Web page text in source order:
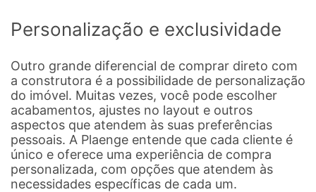
Personalização e exclusividade
Outro grande diferencial de comprar direto com
a construtora é a possibilidade de personalização
do imóvel. Muitas vezes, você pode escolher
acabamentos, ajustes no layout e outros
aspectos que atendem às suas preferências
pessoais. A Plaenge entende que cada cliente é
único e oferece uma experiência de compra
personalizada, com opções que atendem às
necessidades específicas de cada um.